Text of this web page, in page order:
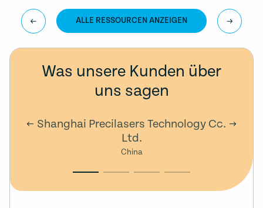
ALLE RESSOURCEN ANZEIGEN
Was unsere Kunden über
uns sagen
Shanghai Precilasers Technology Co.
Ltd.
China